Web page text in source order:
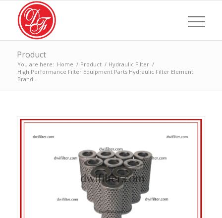
Product
You are here: Home / Product / Hydraulic Filter /
High Performance Filter Equipment Parts Hydraulic Filter Element
Brand...